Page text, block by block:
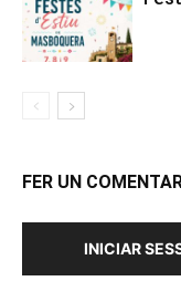
FER UN
INICIAR